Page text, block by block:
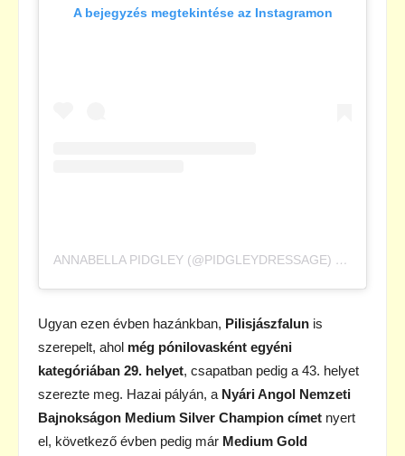
A bejegyzés megtekintése az Instagramon
ANNABELLA PIDGLEY (@PIDGLEYDRESSAGE) ÁLTAL MEGOSZTOTT BEJEGYZÉS
Ugyan ezen évben hazánkban, Pilisjászfalun is
szerepelt, ahol még pónilovasként egyéni
kategóriában 29. helyet, csapatban pedig a 43. helyet
szerezte meg. Hazai pályán, a Nyári Angol Nemzeti
Bajnokságon Medium Silver Champion címet nyert
el, következő évben pedig már Medium Gold